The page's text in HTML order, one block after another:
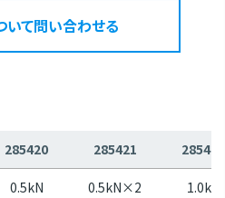
いて問い合わせる
285420 285421 285422
0.5kN 0.5kN×2 1.0kN